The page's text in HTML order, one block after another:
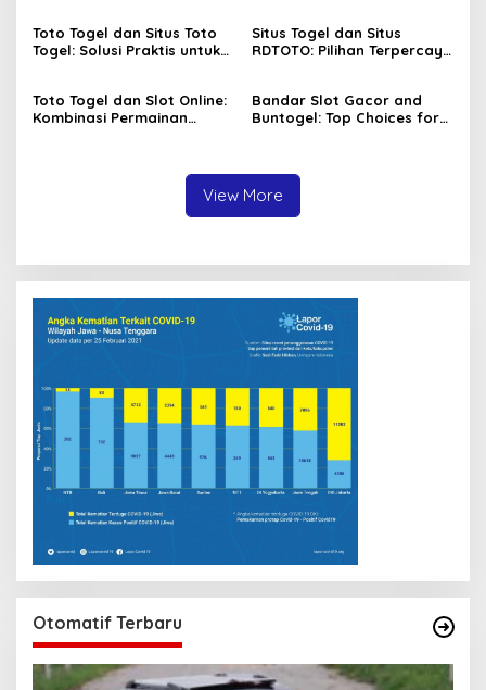
Toto Togel dan Situs Toto
Togel: Solusi Praktis untuk
Situs Togel dan Situs
RDTOTO: Pilihan Terpercaya
Toto Togel dan Slot Online:
Kombinasi Permainan
Bandar Slot Gacor and
Buntogel: Top Choices for
View More
Otomatif Terbaru